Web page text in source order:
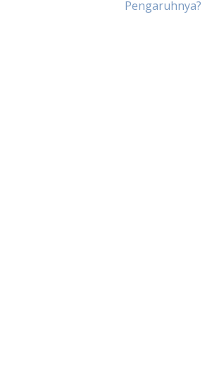
Pengaruhnya?